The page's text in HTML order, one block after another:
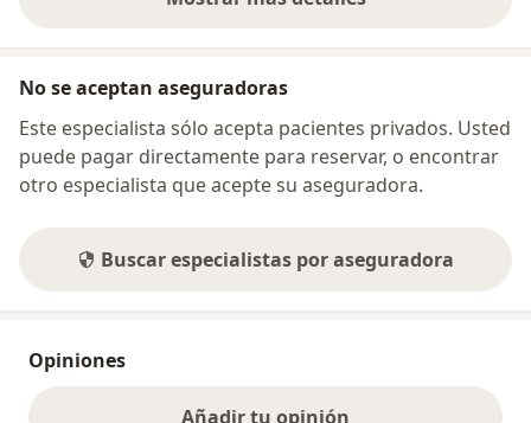
sobre la dirección
No se aceptan aseguradoras
Este especialista sólo acepta pacientes privados. Usted
puede pagar directamente para reservar, o encontrar
otro especialista que acepte su aseguradora.
Buscar especialistas por aseguradora
Opiniones
Añadir tu opinión